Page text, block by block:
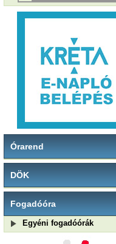
Órarend
DÖK
Fogadóóra
Egyéni fogadóórák